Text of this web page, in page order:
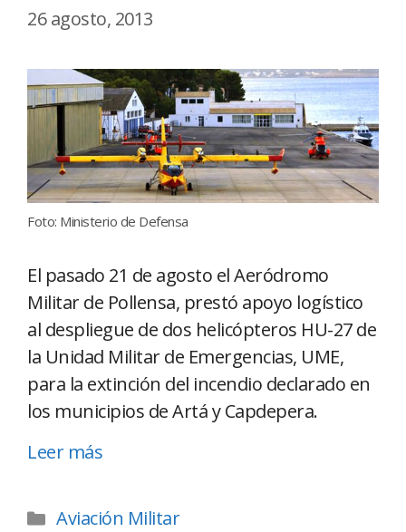
26 agosto, 2013
Foto: Ministerio de Defensa
El pasado 21 de agosto el Aeródromo
Militar de Pollensa, prestó apoyo logístico
al despliegue de dos helicópteros HU-27 de
la Unidad Militar de Emergencias, UME,
para la extinción del incendio declarado en
los municipios de Artá y Capdepera.
Leer más
Aviación Militar